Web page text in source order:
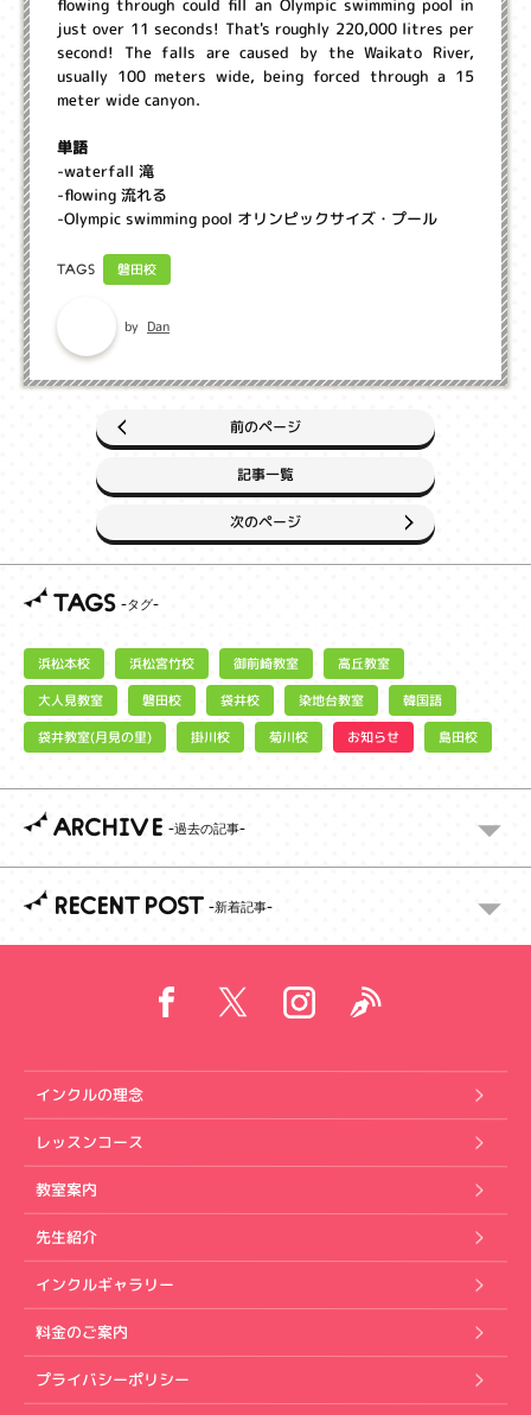
flowing through could fill an Olympic swimming pool in
just over 11 seconds! That's roughly 220,000 litres per
second! The falls are caused by the Waikato River,
usually 100 meters wide, being forced through a 15
meter wide canyon.
単語
-waterfall 滝
-flowing 流れる
-Olympic swimming pool オリンピックサイズ・プール
TAGS 磐田校
by Dan
前のページ
記事一覧
次のページ
TAGS
浜松本校 浜松宮竹校 御前崎教室 高丘教室
大人見教室 磐田校 袋井校 染地台教室 韓国語
袋井教室(月見の里) 掛川校 菊川校 お知らせ 島田校
ARCHIVE
RECENT POST
インクルの理念
レッスンコース
教室案内
先生紹介
インクルギャラリー
料金のご案内
プライバシーポリシー